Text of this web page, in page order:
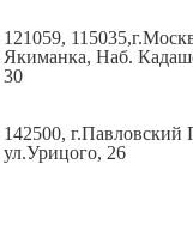
121059,
Якиманка, Наб.
30
142500, г.Павловский
ул.Урицого, 26